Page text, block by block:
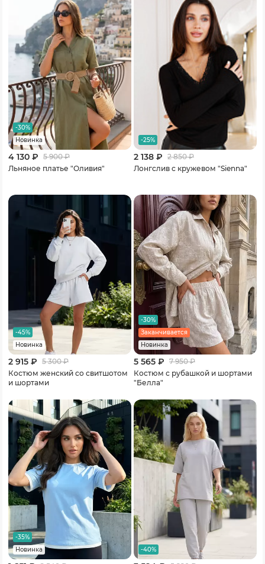
-30%
Новинка
4 130 ₽ 5 900₽
Льняное платье "Оливия"
-25%
2 138 ₽ 2 850₽
Лонгслив с кружевом "Sienna"
-45%
Новинка
2 915 ₽ 5 300₽
Костюм женский со свитшотом
и шортами
-30%
Заканчивается
Новинка
5 565 ₽ 7 950₽
Костюм с рубашкой и шортами
"Белла"
-35%
Новинка
-40%